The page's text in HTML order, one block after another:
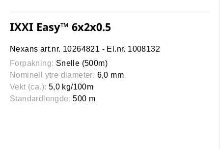
IXXI Easy™ 6x2x0.5
Nexans art.nr. 10264821 - El.nr. 1008132
Forpakning: Snelle (500m)
Nominell ytre diameter: 6,0 mm
Vekt (ca.): 5,0 kg/100m
Standardlengde: 500 m